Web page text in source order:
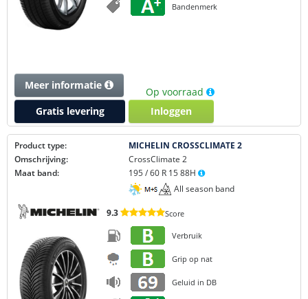
Bandenmerk
Op voorraad
Inloggen
Meer informatie
Gratis levering
Product type:
MICHELIN CROSSCLIMATE 2
Omschrijving:
CrossClimate 2
Maat band:
195 / 60 R 15 88H
All season band
9.3 Score
Verbruik
Grip op nat
Geluid in DB